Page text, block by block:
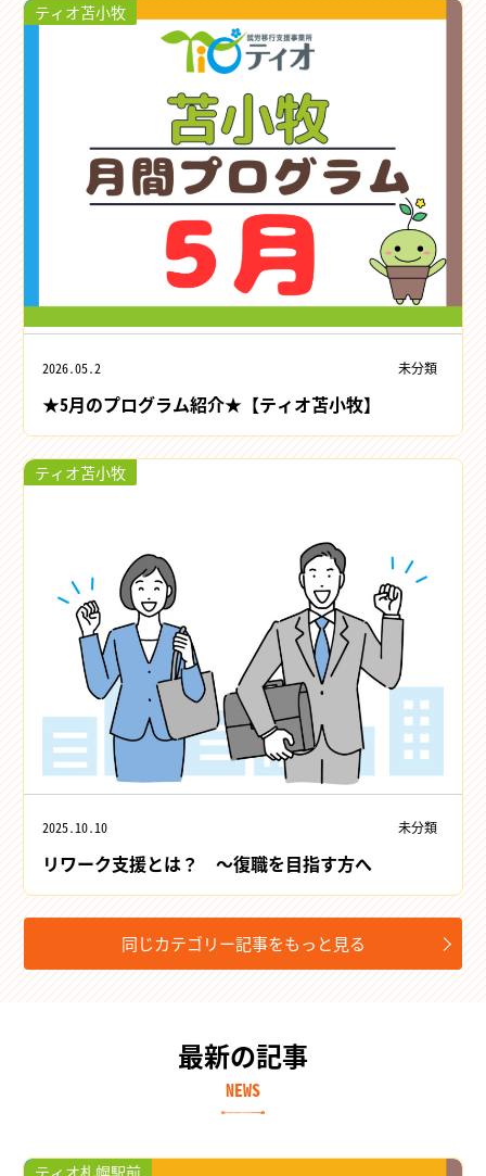
ティオ苫小牧
2026.05.2 未分類
★5月のプログラム紹介★【ティオ苫小牧】
ティオ苫小牧
2025.10.10 未分類
リワーク支援とは？ ～復職を目指す方へ
同じカテゴリー記事をもっと見る
最新の記事
NEWS